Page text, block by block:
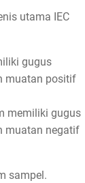
utama IEC
gugus
muatan positif
memiliki gugus
muatan negatif
sampel.